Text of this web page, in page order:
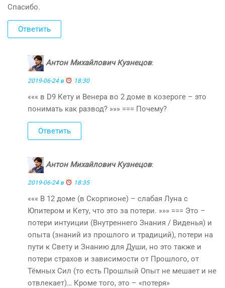
Спасибо.
Ответить
Антон Михайлович Кузнецов:
2019-06-24 в 18:30
««« в D9 Кету и Венера во 2 доме в козероге – это
понимать как развод? »»» === Почему?
Ответить
Антон Михайлович Кузнецов:
2019-06-24 в 18:35
««« В 12 доме (в Скорпионе) – слабая Луна с
Юпитером и Кету, что это за потери. »»» === Это –
потери интуиции (Внутреннего Знания / Виденья) и
опыта (знаний из прошлого и традиций), потери на
пути к Свету и Знанию для Души, но это также и
потери страхов и зависимости от Прошлого, от
Тёмных Сил (то есть Прошлый Опыт не мешает и не
отвлекает)… Кроме того, это – «потеря»